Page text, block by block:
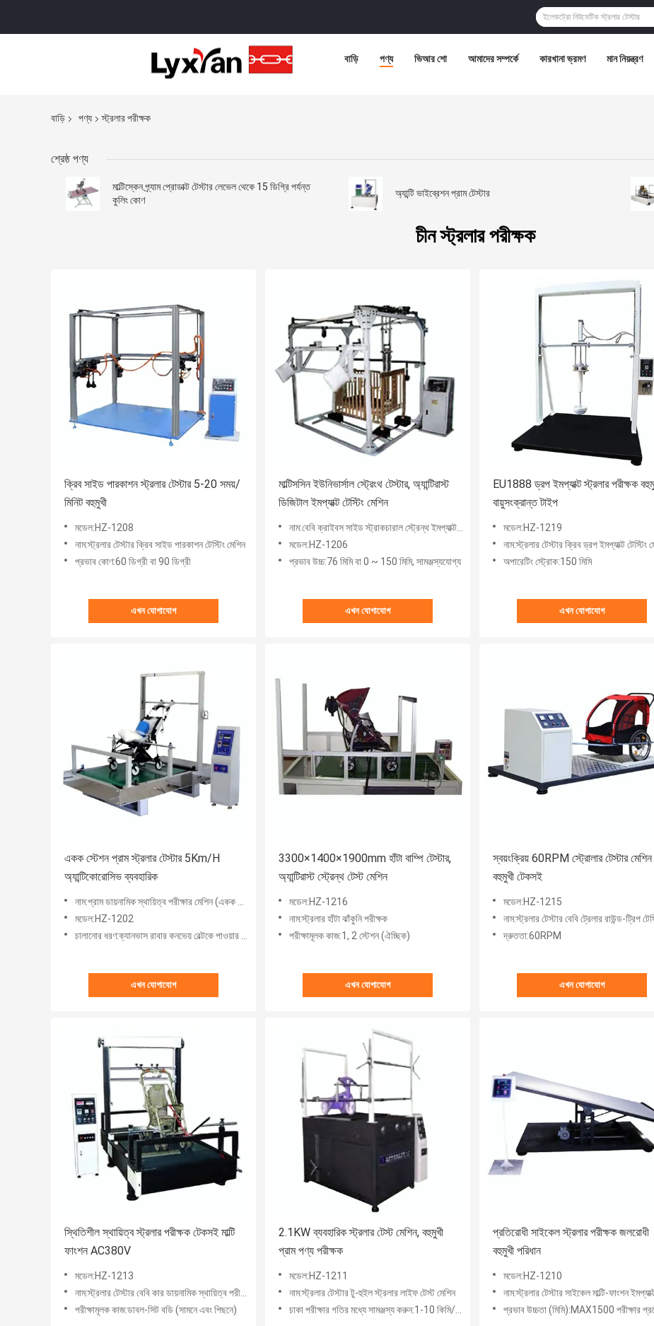
বাড়ি পণ্য ভিআর শো আমাদের সম্পর্কে কারখানা ভ্রমণ মান নিয়ন্ত্রণ
বাড়ি পণ্য স্ট্রলার পরীক্ষক
শ্রেষ্ঠ পণ্য
মাল্টিস্কেন প্র্যাম প্রোডাক্ট টেস্টার লেভেল থেকে 15 ডিগ্রি পর্যন্ত
কুলিং কোণ
অ্যান্টি ভাইব্রেশন প্রাম টেস্টার
চীন স্ট্রলার পরীক্ষক
ক্রিব সাইড পারকাশন স্ট্রলার টেস্টার 5-20 সময়/
মিনিট বহুমুখী
মডেল:HZ-1208
নাম:স্ট্রলার টেস্টার ক্রিব সাইড পারকাশন টেস্টিং মেশিন
প্রভাব কোণ:60 ডিগ্রী বা 90 ডিগ্রী
এখন যোগাযোগ
মাল্টিসসিন ইউনিভার্সাল স্ট্রেংথ টেস্টার, অ্যান্টিরাস্ট
ডিজিটাল ইমপ্যাক্ট টেস্টিং মেশিন
নাম:বেবি ক্রাইবস সাইড স্ট্রাকচারাল স্ট্রেন্থ ইমপ্যাক্ট টেস্ট মেশিন
মডেল:HZ-1206
প্রভাব উচ্চ:76 মিমি বা 0 ~ 150 মিমি, সামঞ্জস্যযোগ্য
এখন যোগাযোগ
EU1888 ড্রপ ইমপ্যাক্ট স্ট্রলার পরীক্ষক
বায়ুসংক্রান্ত টাইপ
মডেল:HZ-1219
নাম:স্ট্রলার টেস্টার ক্রিব ড্রপ ইমপ্যাক্ট টেস্টিং
অপারেটিং স্ট্রোক:150 মিমি
এখন যোগাযোগ
একক স্টেশন প্রাম স্ট্রলার টেস্টার 5Km/H
অ্যান্টিকোরোসিভ ব্যবহারিক
নাম:প্রাম ডায়নামিক স্থায়িত্ব পরীক্ষার মেশিন (একক স্টেশন)
মডেল:HZ-1202
চালানোর ধরণ:ক্যানভাস রাবার কনভেয় বেল্টকে পাওয়ার ড্রাইভ হিসাবে, একটি বিশেষ স্টিল রোলার কনভেয় বেল্টের সাথে মিলি
এখন যোগাযোগ
3300×1400×1900mm হাঁটা বাম্পি টেস্টার,
অ্যান্টিরাস্ট স্ট্রেন্থ টেস্ট মেশিন
মডেল:HZ-1216
নাম:স্ট্রলার হাঁটা ঝাঁকুনি পরীক্ষক
পরীক্ষামূলক কাজ:1, 2 স্টেশন (ঐচ্ছিক)
এখন যোগাযোগ
স্বয়ংক্রিয় 60RPM স্ট্রোলার টেস্টার মেশিন
বহুমুখী টেকসই
মডেল:HZ-1215
নাম:স্ট্রলার টেস্টার বেবি ট্রেলার রাউন্ড-ট্রিপ
দ্রুততা:60RPM
এখন যোগাযোগ
স্থিতিশীল স্থায়িত্ব স্ট্রলার পরীক্ষক টেকসই মাল্টি
ফাংশন AC380V
মডেল:HZ-1213
নাম:স্ট্রলার টেস্টার বেবি কার ডায়নামিক স্থায়িত্ব পরীক্ষা মেশিন
পরীক্ষামূলক কাজ:ডাবল-সিট বডি (সামনে এবং পিছনে)
2.1KW ব্যবহারিক স্ট্রলার টেস্ট মেশিন, বহুমুখী
প্রাম পণ্য পরীক্ষক
মডেল:HZ-1211
নাম:স্ট্রলার টেস্টার টু-হুইল স্ট্রলার লাইফ টেস্ট মেশিন
চাকা পরীক্ষার গতির মধ্যে সামঞ্জস্য করুন:1-10 কিমি/ঘন্টা
প্রতিরোধী সাইকেল স্ট্রলার পরীক্ষক জলরোধী
বহুমুখী পরিধান
মডেল:HZ-1210
নাম:স্ট্রলার টেস্টার সাইকেল মাল্টি-ফাংশন ইমপ্যাক্ট টেস্ট
প্রভাব উচ্চতা (মিমি):MAX1500 পরীক্ষার প্রয়োজনীয়তা অবাধে